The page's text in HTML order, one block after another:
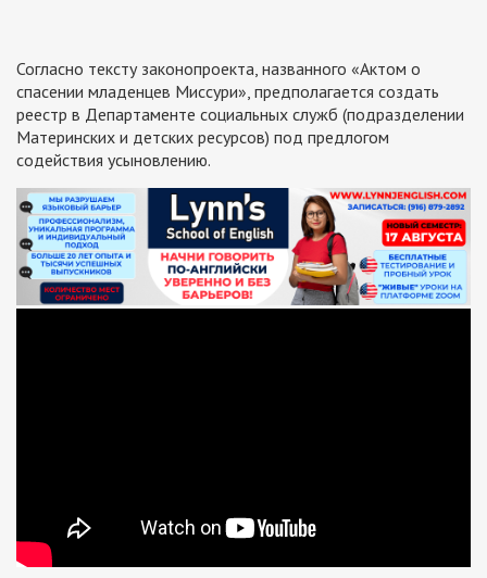
Согласно тексту законопроекта, названного «Актом о
спасении младенцев Миссури», предполагается создать
реестр в Департаменте социальных служб (подразделении
Материнских и детских ресурсов) под предлогом
содействия усыновлению.